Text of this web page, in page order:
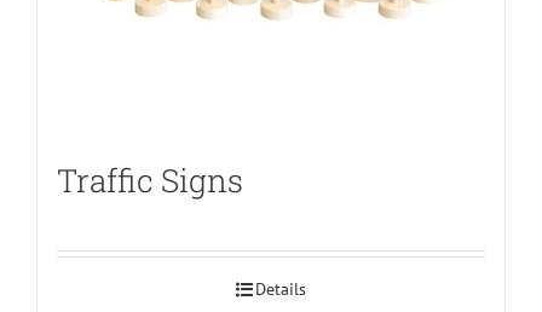
Traffic Signs
Details